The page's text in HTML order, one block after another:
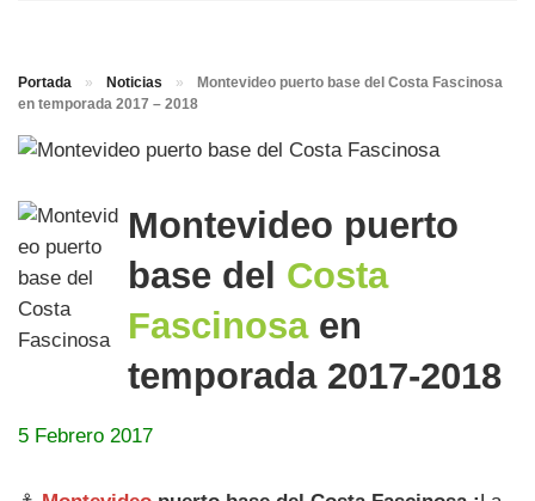
Portada » Noticias »
Montevideo puerto base del Costa Fascinosa
en temporada 2017 – 2018
Montevideo puerto
base del Costa
Fascinosaen
temporada 2017-2018
5 Febrero 2017